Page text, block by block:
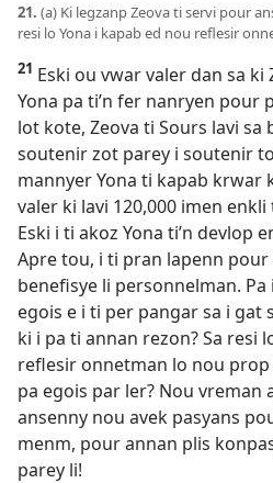
21. (a) Ki legzanp Zeova ti servi pour
resi lo Yona i kapab ed nou reflesir
21 Eski ou vwar valer dan sa ki
Yona pa ti’n fer nanryen pour
lot kote, Zeova ti Sours lavi
soutenir zot parey i soutenir
mannyer Yona ti kapab krwar
valer ki lavi 120,000 imen
Eski i ti akoz Yona ti’n devlop
Apre tou, i ti pran lapenn
benefisye li personnelman.
egois e i ti per pangar sa i
ki i pa ti annan rezon? Sa resi
reflesir onnetman lo nou
pa egois par ler? Nou vreman
ansenny nou avek pasyans
menm, pour annan plis
parey li!